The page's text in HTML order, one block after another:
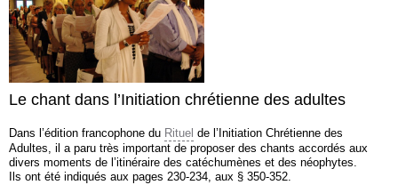
Le chant dans l’Initiation chrétienne des adultes
Dans l’édition francophone du Rituel de l’Initiation Chrétienne des
Adultes, il a paru très important de proposer des chants accordés aux
divers moments de l’itinéraire des catéchumènes et des néophytes.
Ils ont été indiqués aux pages 230-234, aux § 350-352.